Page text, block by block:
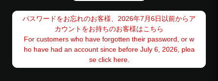
パスワードをお忘れのお客様、2026年7月6日以前からア
カウントをお持ちのお客様はこちら
For customers who have forgotten their password, or w
ho have had an account since before July 6, 2026, plea
se click here.